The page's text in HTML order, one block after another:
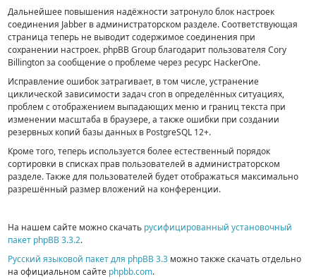
Дальнейшее повышения надёжности затронуло блок настроек
соединения Jabber в администраторском разделе. Соответствующая
страница теперь не выводит содержимое соединения при
сохранении настроек. phpBB Group благодарит пользователя Cory
Billington за сообщение о проблеме через ресурс HackerOne.
Исправление ошибок затрагивает, в том числе, устранение
циклической зависимости задач cron в определённых ситуациях,
проблем с отображением выпадающих меню и границ текста при
изменении масштаба в браузере, а также ошибки при создании
резервных копий базы данных в PostgreSQL 12+.
Кроме того, теперь используется более естественный порядок
сортировки в списках прав пользователей в администраторском
разделе. Также для пользователей будет отображаться максимально
разрешённый размер вложений на конференции.
На нашем сайте можно скачать русифицированный установочный
пакет phpBB 3.3.2.
Русский языковой пакет для phpBB 3.3 можно также скачать отдельно
на официальном сайте phpbb.com.